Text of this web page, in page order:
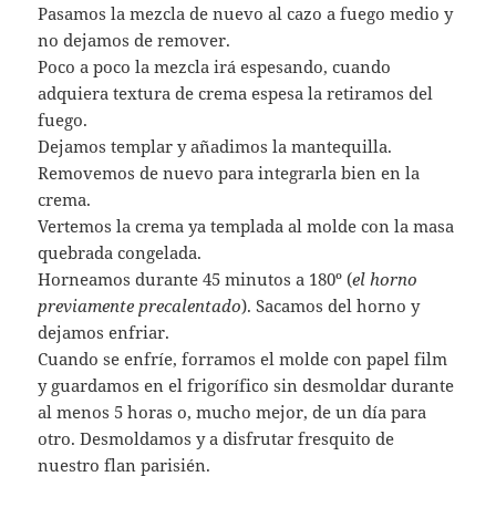
Pasamos la mezcla de nuevo al cazo a fuego medio y
no dejamos de remover.
Poco a poco la mezcla irá espesando, cuando
adquiera textura de crema espesa la retiramos del
fuego.
Dejamos templar y añadimos la mantequilla.
Removemos de nuevo para integrarla bien en la
crema.
Vertemos la crema ya templada al molde con la masa
quebrada congelada.
Horneamos durante 45 minutos a 180º (el horno
previamente precalentado). Sacamos del horno y
dejamos enfriar.
Cuando se enfríe, forramos el molde con papel film
y guardamos en el frigorífico sin desmoldar durante
al menos 5 horas o, mucho mejor, de un día para
otro. Desmoldamos y a disfrutar fresquito de
nuestro flan parisién.